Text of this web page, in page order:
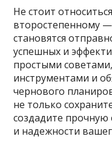
Не стоит
второстепенному
становятся
успешных и
простыми
инструментами и
чернового
не только
создадите прочную
и надежности